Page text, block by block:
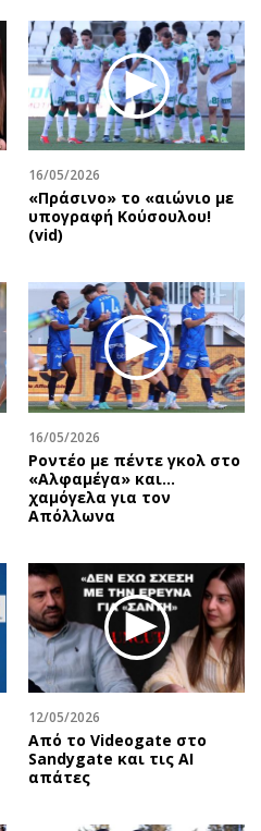
16/05/2026
«Πράσινο» το «αιώνιο με
υπογραφή Κούσουλου!
(vid)
16/05/2026
Ροντέο με πέντε γκολ στο
«Αλφαμέγα» και…
χαμόγελα για τον
Απόλλωνα
12/05/2026
Από το Videogate στο
Sandygate και τις AI
απάτες